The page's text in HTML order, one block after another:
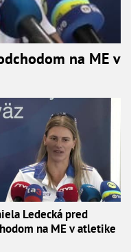
na ME v
Ledecká pred
na ME v atletike